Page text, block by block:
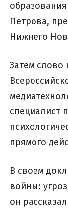
Петрова,
Нижнего
Затем слово
специалист
прямого
В своем
войны:
он